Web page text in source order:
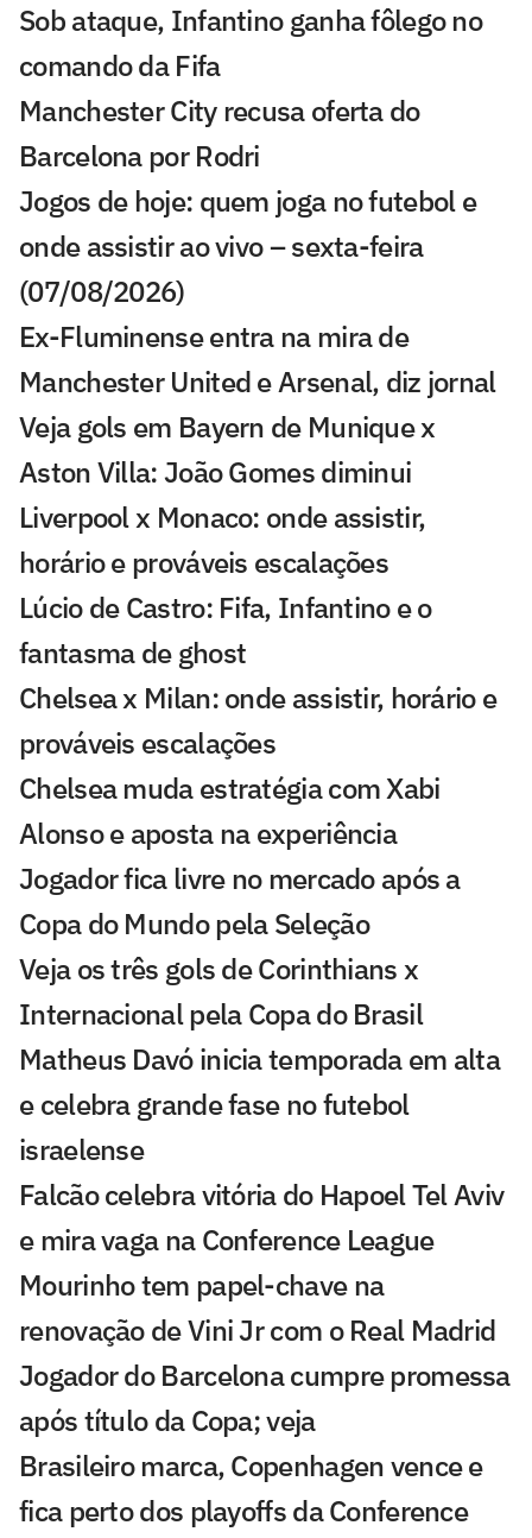
Sob ataque, Infantino ganha fôlego no
comando da Fifa
Manchester City recusa oferta do
Barcelona por Rodri
Jogos de hoje: quem joga no futebol e
onde assistir ao vivo – sexta-feira
(07/08/2026)
Ex-Fluminense entra na mira de
Manchester United e Arsenal, diz jornal
Veja gols em Bayern de Munique x
Aston Villa: João Gomes diminui
Liverpool x Monaco: onde assistir,
horário e prováveis escalações
Lúcio de Castro: Fifa, Infantino e o
fantasma de ghost
Chelsea x Milan: onde assistir, horário e
prováveis escalações
Chelsea muda estratégia com Xabi
Alonso e aposta na experiência
Jogador fica livre no mercado após a
Copa do Mundo pela Seleção
Veja os três gols de Corinthians x
Internacional pela Copa do Brasil
Matheus Davó inicia temporada em alta
e celebra grande fase no futebol
israelense
Falcão celebra vitória do Hapoel Tel Aviv
e mira vaga na Conference League
Mourinho tem papel-chave na
renovação de Vini Jr com o Real Madrid
Jogador do Barcelona cumpre promessa
após título da Copa; veja
Brasileiro marca, Copenhagen vence e
fica perto dos playoffs da Conference